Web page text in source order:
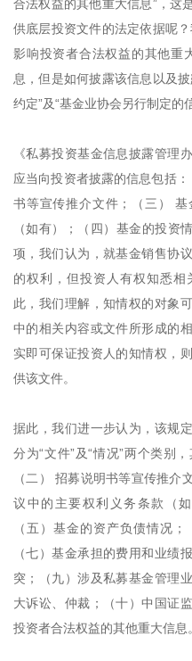
合法权益的其他重大信息”，这
供底层投资文件的法定依据呢
影响投资者合法权益的其他重
息，但是如何披露该信息以及
约定”及“基金业协会另行制定的
《私募投资基金信息披露管理
应当向投资者披露的信息包括
书等宣传推介文件；（三）
（如有）；（四）基金的投资
项，我们认为，就基金销售协
的权利，但投资人有权知悉相
此，我们理解，知情权的对象
中的相关内容或文件所形成的
实即可保证投资人的知情权，
供该文件。
据此，我们进一步认为，该规
分为“文件”及“情况”两个类别
（二） 招募说明书等宣传推介
议中的主要权利义务条款（
（五）基金的资产负债情况
（七）基金承担的费用和业绩
突；（九）涉及私募基金管理
大诉讼、仲裁；（十）中国证
投资者合法权益的其他重大信息。